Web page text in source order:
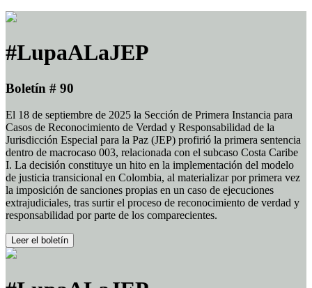
#LupaALaJEP
Boletín # 90
El 18 de septiembre de 2025 la Sección de Primera Instancia para
Casos de Reconocimiento de Verdad y Responsabilidad de la
Jurisdicción Especial para la Paz (JEP) profirió la primera sentencia
dentro de macrocaso 003, relacionada con el subcaso Costa Caribe
I. La decisión constituye un hito en la implementación del modelo
de justicia transicional en Colombia, al materializar por primera vez
la imposición de sanciones propias en un caso de ejecuciones
extrajudiciales, tras surtir el proceso de reconocimiento de verdad y
responsabilidad por parte de los comparecientes.
Leer el boletín